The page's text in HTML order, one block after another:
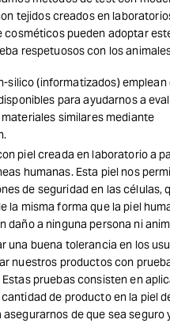
tejidos creados en
cosméticos pueden adoptar
respetuosos con los
silico (informatizados) emplean
para ayudarnos a
similares mediante
piel creada en laboratorio a
humanas. Esta piel nos
de seguridad en las células,
la misma forma que la piel
daño a ninguna persona ni
una buena tolerancia en los
nuestros productos con
pruebas consisten en
de producto en la piel
de que sea seguro